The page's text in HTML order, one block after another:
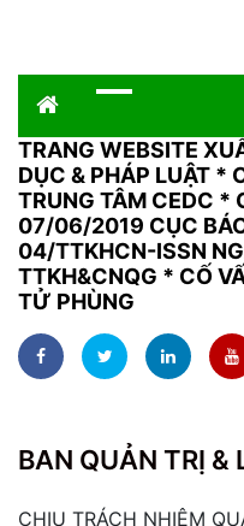
TRANG WEBSITE
DỤC & PHÁP LUẬT *
TRUNG TÂM CEDC *
07/06/2019 CỤC
04/TTKHCN-ISSN
TTKH&CNQG * CỐ
TỬ PHÙNG
BAN QUẢN TRỊ &
CHỊU TRÁCH NHIỆM